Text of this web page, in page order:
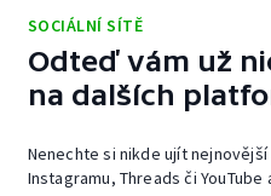
SOCIÁLNÍ SÍTĚ
Odteď vám už
na dalších
Nenechte si nikde ujít
Instagramu, Threads či